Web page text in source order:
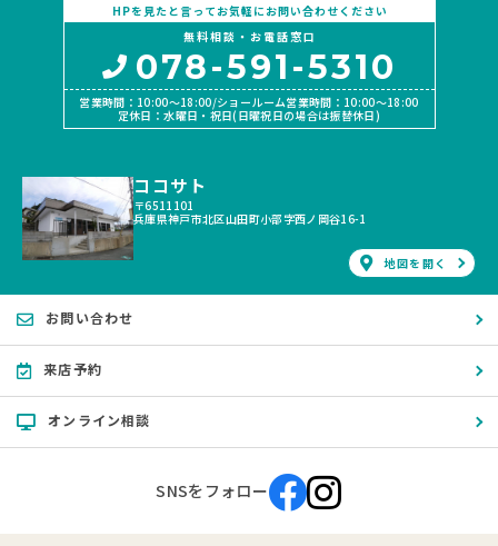
HPを見たと言ってお気軽にお問い合わせください
無料相談・お電話窓口
078-591-5310
営業時間：10:00〜18:00/ショールーム営業時間：10:00〜18:00
定休日：水曜日・祝日(日曜祝日の場合は振替休日)
ココサト
〒6511101
兵庫県神戸市北区山田町小部字西ノ岡谷16-1
地図を開く
お問い合わせ
来店予約
オンライン相談
SNSをフォロー